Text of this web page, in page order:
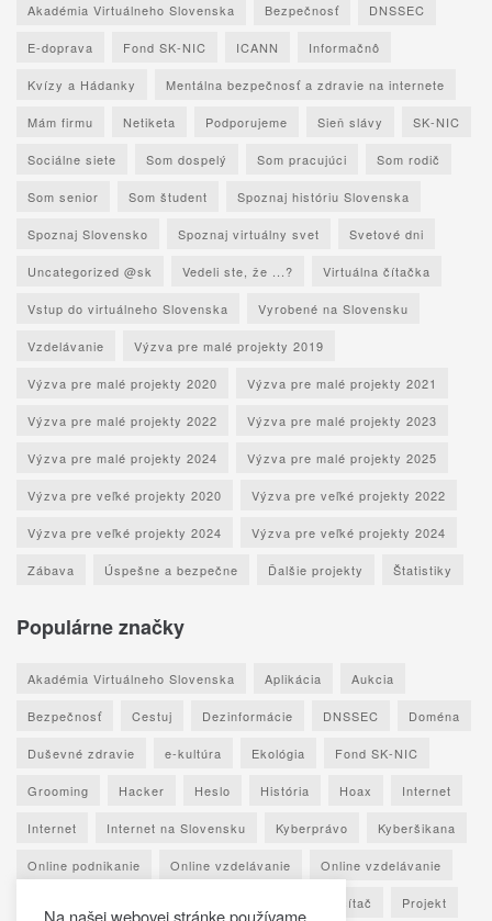
Akadémia Virtuálneho Slovenska Bezpečnosť DNSSEC
E-doprava Fond SK-NIC ICANN Informačnô
Kvízy a Hádanky Mentálna bezpečnosť a zdravie na internete
Mám firmu Netiketa Podporujeme Sieň slávy SK-NIC
Sociálne siete Som dospelý Som pracujúci Som rodič
Som senior Som študent Spoznaj históriu Slovenska
Spoznaj Slovensko Spoznaj virtuálny svet Svetové dni
Uncategorized @sk Vedeli ste, že ...? Virtuálna čítačka
Vstup do virtuálneho Slovenska Vyrobené na Slovensku
Vzdelávanie Výzva pre malé projekty 2019
Výzva pre malé projekty 2020 Výzva pre malé projekty 2021
Výzva pre malé projekty 2022 Výzva pre malé projekty 2023
Výzva pre malé projekty 2024 Výzva pre malé projekty 2025
Výzva pre veľké projekty 2020 Výzva pre veľké projekty 2022
Výzva pre veľké projekty 2024 Výzva pre veľké projekty 2024
Zábava Úspešne a bezpečne Ďalšie projekty Štatistiky
Populárne značky
Akadémia Virtuálneho Slovenska Aplikácia Aukcia
Bezpečnosť Cestuj Dezinformácie DNSSEC Doména
Duševné zdravie e-kultúra Ekológia Fond SK-NIC
Grooming Hacker Heslo História Hoax Internet
Internet Internet na Slovensku Kyberprávo Kyberšikana
Online podnikanie Online vzdelávanie Online vzdelávanie
Počítač Projekt
Na našej webovej stránke používame